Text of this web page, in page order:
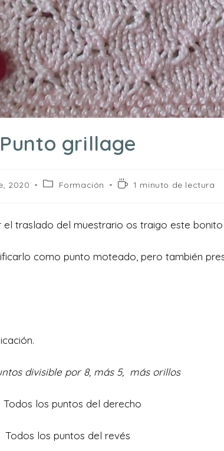
grillage
2020
Categoría
Formación
Tiempo1 minuto de lectura
el traslado del muestrario os traigo este
como punto moteado, pero también
divisible por 8, más 5, más orillos
Todos los puntos del derecho
Todos los puntos del revés